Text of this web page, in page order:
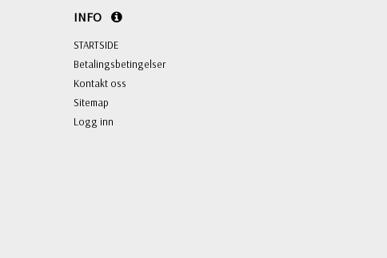
INFO
STARTSIDE
Betalingsbetingelser
Kontakt oss
Sitemap
Logg inn